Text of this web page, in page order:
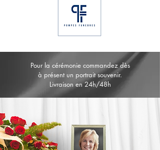
Pour la cérémonie commandez dès
à présent un portrait souvenir.
Livraison en 24h/48h